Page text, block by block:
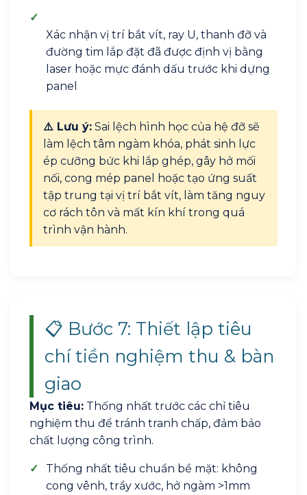
✓
Xác nhận vị trí bắt vít, ray U, thanh đỡ và
đường tim lắp đặt đã được định vị bằng
laser hoặc mực đánh dấu trước khi dựng
panel
⚠️ Lưu ý: Sai lệch hình học của hệ đỡ sẽ
làm lệch tâm ngàm khóa, phát sinh lực
ép cưỡng bức khi lắp ghép, gây hở mối
nối, cong mép panel hoặc tạo ứng suất
tập trung tại vị trí bắt vít, làm tăng nguy
cơ rách tôn và mất kín khí trong quá
trình vận hành.
📋 Bước 7: Thiết lập tiêu
chí tiền nghiệm thu & bàn
giao
Mục tiêu: Thống nhất trước các chỉ tiêu
nghiệm thu để tránh tranh chấp, đảm bảo
chất lượng công trình.
✓
Thống nhất tiêu chuẩn bề mặt: không
cong vênh, trầy xước, hở ngàm >1mm